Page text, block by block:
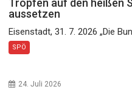
aussetzen
Eisenstadt, 31. 7. 2026 „Die
SPÖ
24. Juli 2026